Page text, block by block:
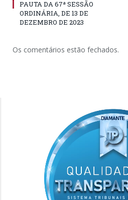
PAUTA DA 67ª SESSÃO
ORDINÁRIA, DE 13 DE
DEZEMBRO DE 2023
Os comentários estão fechados.